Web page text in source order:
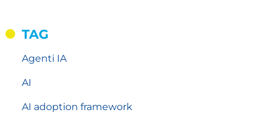
TAG
Agenti IA
AI
AI adoption framework